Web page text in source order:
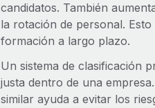
candidatos. También
la rotación de personal.
formación a largo plazo.
Un sistema de clasificación
justa dentro de una
similar ayuda a evitar los